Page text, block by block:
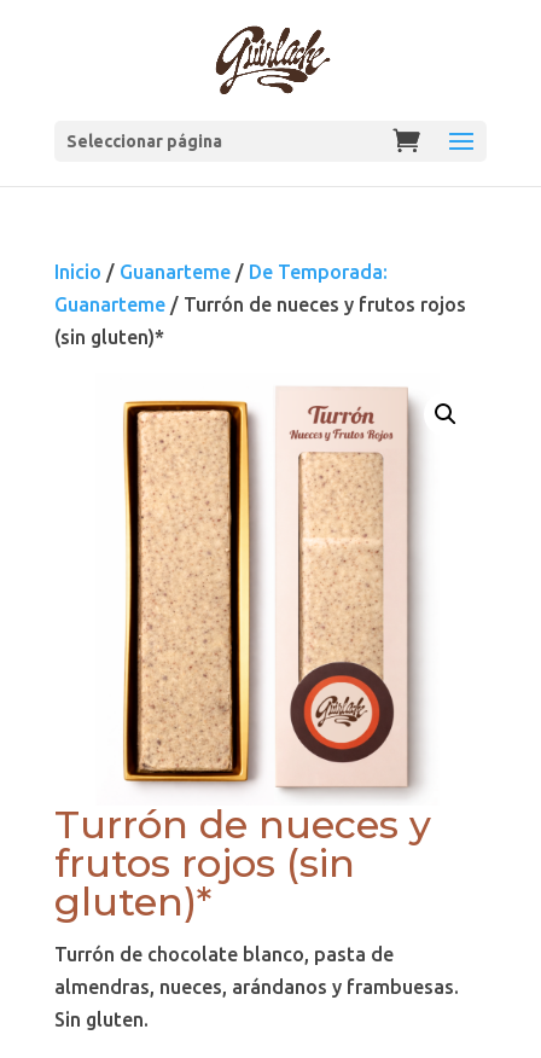
Seleccionar página
Inicio / Guanarteme/ De Temporada:
Guanarteme/ Turrón de nueces y frutos rojos
(sin gluten)*
Turrón de nueces y
frutos rojos (sin
gluten)*
Turrón de chocolate blanco, pasta de
almendras, nueces, arándanos y frambuesas.
Sin gluten.